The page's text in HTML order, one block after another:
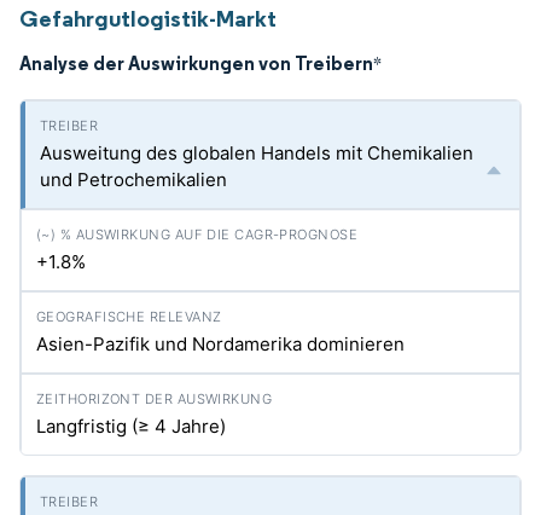
Gefahrgutlogistik-Markt
Analyse der Auswirkungen von Treibern*
Ausweitung des globalen Handels mit Chemikalien
und Petrochemikalien
+1.8%
Asien-Pazifik und Nordamerika dominieren
Langfristig (≥ 4 Jahre)